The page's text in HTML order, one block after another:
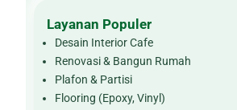
Layanan Populer
Desain Interior Cafe
Renovasi & Bangun Rumah
Plafon & Partisi
Flooring (Epoxy, Vinyl)